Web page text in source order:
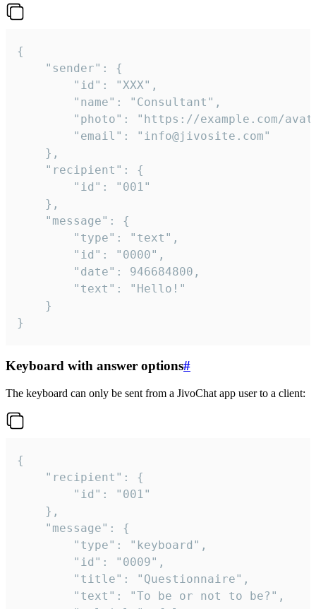
{
}
Keyboard with answer options#
The keyboard can only be sent from a JivoChat app user to a client:
{